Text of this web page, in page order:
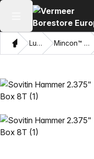
Avaa päävalikko
Koti Luettelo Mincon™ HDD-vasarat